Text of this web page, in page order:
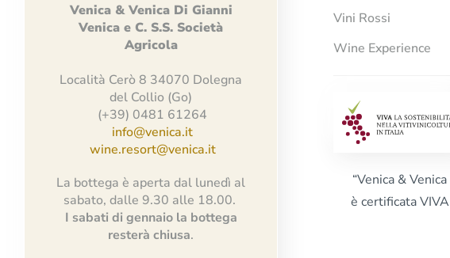
Venica &Venica Di Gianni
VenicaeC. S.S. Società
Agricola
Località Cerò 8 34070 Dolegna
del Collio (Go)
(+39) 0481 61264
info@venica.it
wine.resort@venica.it
La bottega è aperta dal lunedì al
sabato, dalle 9.30 alle 18.00.
I sabati di gennaio la bottega
resterà chiusa.
Vini Rossi
Wine Experience
“Venica & Venica
è certificata VIVA